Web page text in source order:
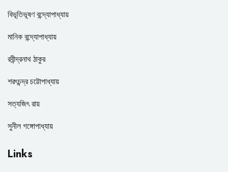
বিভূতিভূষণ বন্দ্যোপাধ্যায়
মানিক বন্দ্যোপাধ্যায়
রবীন্দ্রনাথ ঠাকুর
শরৎচন্দ্র চট্টোপাধ্যায়
সত্যজিৎ রায়
সুনীল গঙ্গোপাধ্যায়
Links